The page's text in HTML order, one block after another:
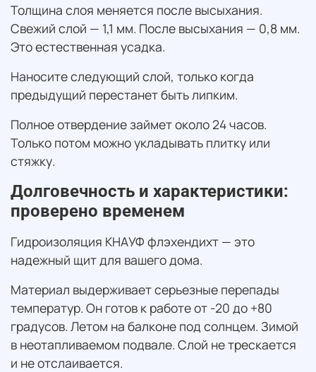
Толщина слоя меняется после высыхания.
Свежий слой — 1,1 мм. После высыхания — 0,8 мм.
Это естественная усадка.
Наносите следующий слой, только когда
предыдущий перестанет быть липким.
Полное отвердение займет около 24 часов.
Только потом можно укладывать плитку или
стяжку.
Долговечность и характеристики:
проверено временем
Гидроизоляция КНАУФ флэхендихт — это
надежный щит для вашего дома.
Материал выдерживает серьезные перепады
температур. Он готов к работе от -20 до +80
градусов. Летом на балконе под солнцем. Зимой
в неотапливаемом подвале. Слой не трескается
и не отслаивается.